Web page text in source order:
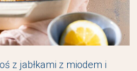
z jabłkami z miodem i